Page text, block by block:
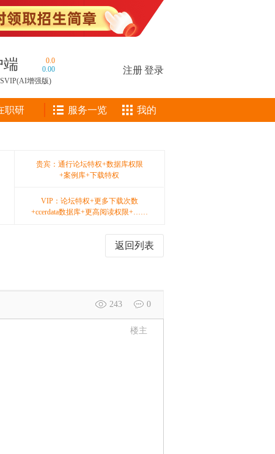
端
0.0
0.00
SVIP(AI增强版)
注册登录
职研 服务一览 我的
贵宾：通行论坛特权+数据库权限
+案例库+下载特权
VIP：论坛特权+更多下载次数
+ccerdata数据库+更高阅读权限+……
返回列表
243 0
楼主